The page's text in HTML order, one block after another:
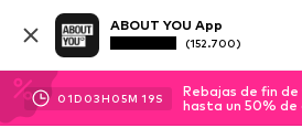
ABOUT YOU App
(152.700)
01D 03H 05M 18S
Rebajas de fin
hasta un 50% de